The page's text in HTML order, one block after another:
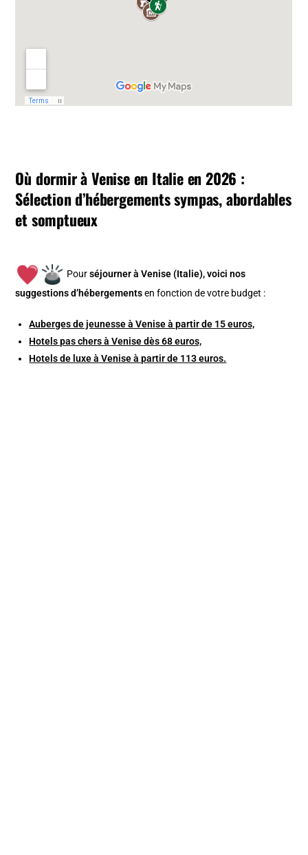
Où dormir à Venise en Italie en 2026 :
Sélection d’hébergements sympas, abordables
et somptueux
Pourséjourner à Venise (Italie), voici nos
suggestions d’hébergements en fonction de votre budget :
Auberges de jeunesse à Venise à partir de 15 euros,
Hotels pas chers à Venise dès 68 euros,
Hotels de luxe à Venise à partir de 113 euros.